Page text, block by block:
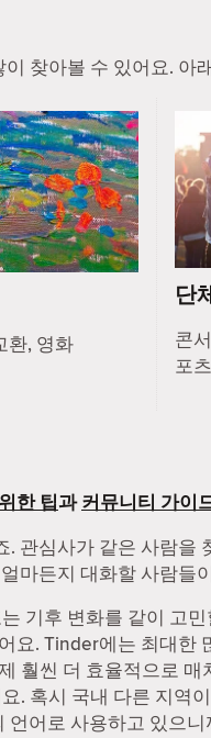
찾아볼 수 있어요. 아
환, 영화
단
콘
포츠
한 팁과커뮤니티 가이
관심사가 같은 사람
마든지 대화할 사람들
기후 변화를 같이 고
요. Tinder에는 최대한
훨씬 더 효율적으로
. 혹시 국내 다른 지역
어로 사용하고 있으